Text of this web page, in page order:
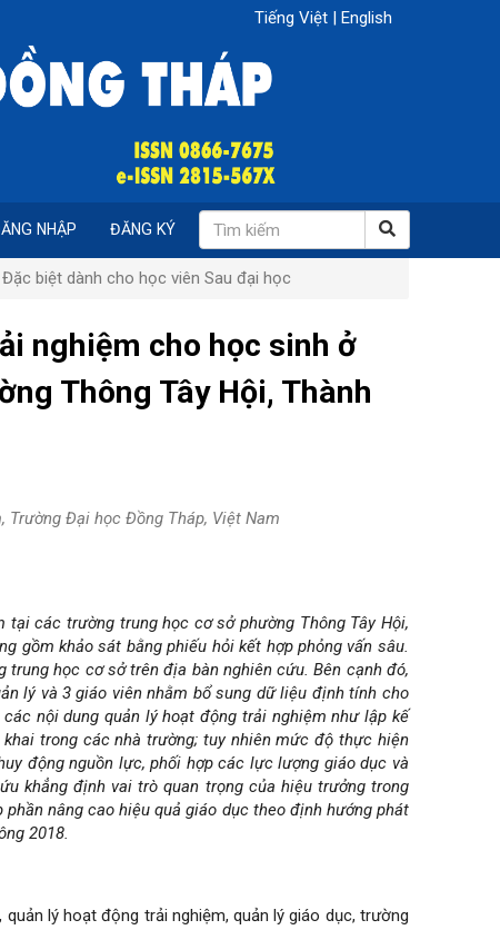
Tiếng Việt | English
NHẬP ĐĂNG KÝ
biệt dành cho học viên Sau đại học
nghiệm cho học sinh ở
Thông Tây Hội, Thành
Trường Đại học Đồng Tháp, Việt Nam
các trường trung học cơ sở phường Thông Tây Hội,
gồm khảo sát bằng phiếu hỏi kết hợp phỏng vấn sâu.
học cơ sở trên địa bàn nghiên cứu. Bên cạnh đó,
lý và 3 giáo viên nhằm bổ sung dữ liệu định tính cho
nội dung quản lý hoạt động trải nghiệm như lập kế
trong các nhà trường; tuy nhiên mức độ thực hiện
động nguồn lực, phối hợp các lực lượng giáo dục và
khẳng định vai trò quan trọng của hiệu trưởng trong
nâng cao hiệu quả giáo dục theo định hướng phát
2018.
lý hoạt động trải nghiệm, quản lý giáo dục, trường